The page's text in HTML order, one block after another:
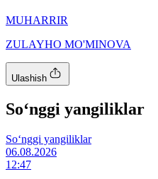
MUHARRIR
ZULAYHO MO'MINOVA
Ulashish
So‘nggi yangiliklar
So‘nggi yangiliklar
06.08.2026
12:47